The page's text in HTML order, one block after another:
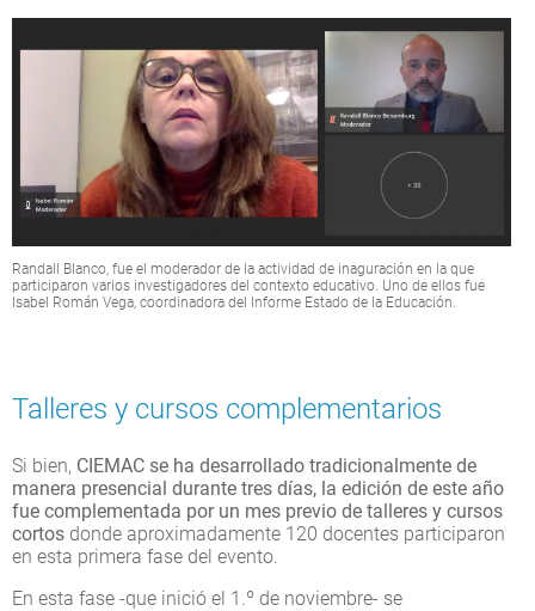
Randall Blanco, fue el moderador de la actividad de inaguración en la que
participaron varios investigadores del contexto educativo. Uno de ellos fue
Isabel Román Vega, coordinadora del Informe Estado de la Educación.
Talleres y cursos complementarios
Si bien, CIEMAC se ha desarrollado tradicionalmente de
manera presencial durante tres días, la edición de este año
fue complementada por un mes previo de talleres y cursos
cortos donde aproximadamente 120 docentes participaron
en esta primera fase del evento.
En esta fase -que inició el 1.º de noviembre- se